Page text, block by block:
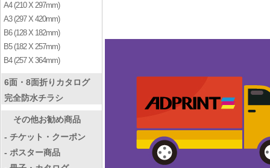
A4 (210 X 297mm)
A3 (297 X 420mm)
B6 (128 X 182mm)
B5 (182 X 257mm)
B4 (257 X 364mm)
6面・8面折りカタログ
完全防水チラシ
その他お勧め商品
- チケット・クーポン
- ポスター商品